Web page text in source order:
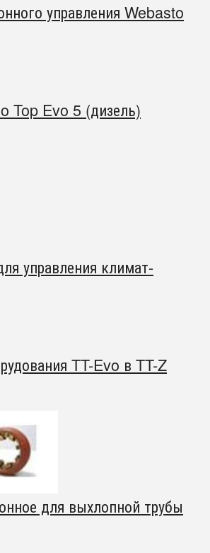
управления Webasto
Top Evo 5 (дизель)
управления климат-
TT-Evo в TT-Z
для выхлопной трубы